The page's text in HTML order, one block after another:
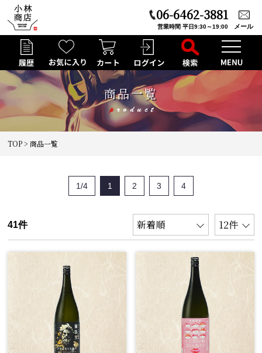
メール
06-6462-3881
営業時間 平日9:30～19:00
商品一覧
TOP> 商品一覧
1/4 1 2 3 4
41件